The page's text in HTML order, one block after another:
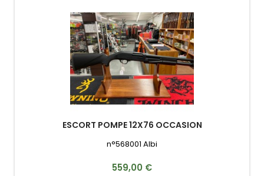
ESCORT POMPE 12X76 OCCASION
n°568001 Albi
Prix
559,00 €